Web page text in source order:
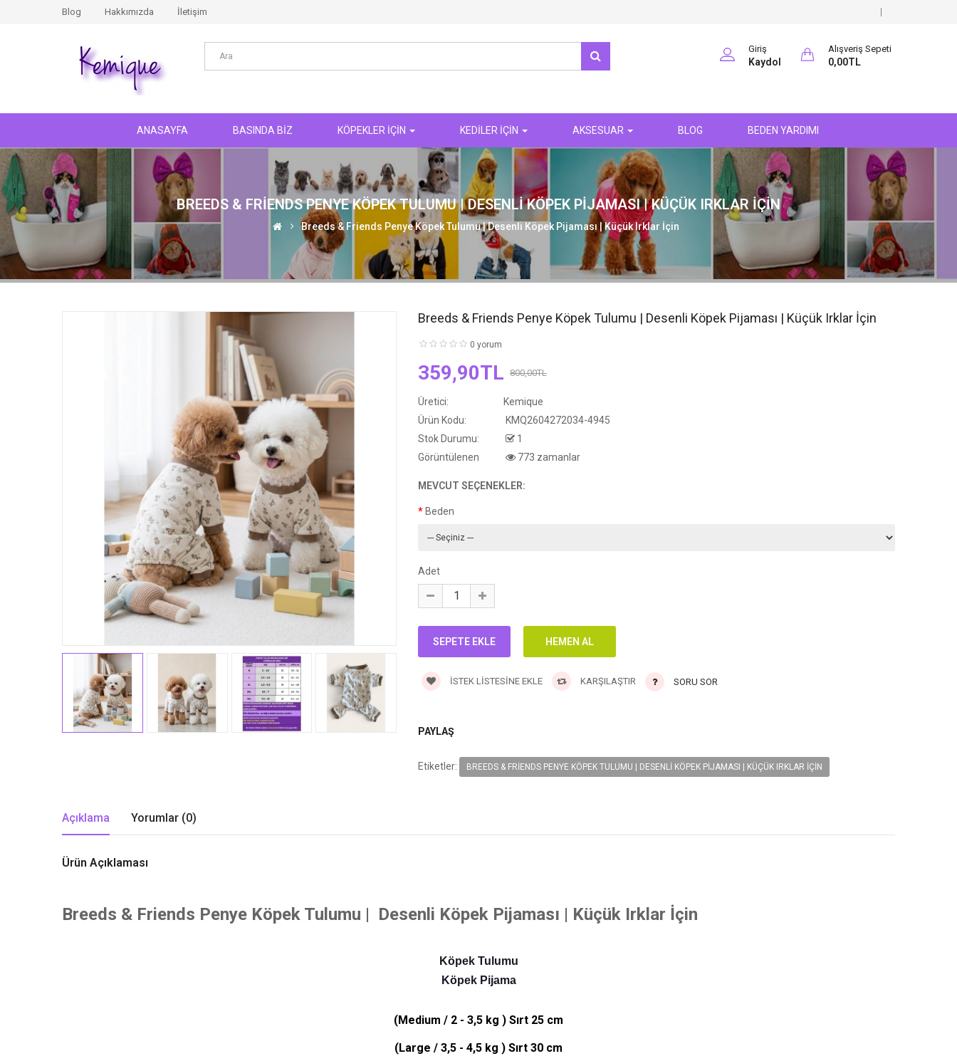
Blog Hakkımızda İletişim
Alışveriş Sepeti
0,00TL
Giriş
Kaydol
ANASAYFA BASINDA BİZ KÖPEKLER İÇİN KEDİLER İÇİN AKSESUAR BLOG BEDEN YARDIMI
BREEDS & FRIENDS PENYE KÖPEK TULUMU | DESENLI KÖPEK PIJAMASI | KÜÇÜK IRKLAR İÇIN
Breeds & Friends Penye Köpek Tulumu | Desenli Köpek Pijaması | Küçük Irklar İçin
Breeds & Friends Penye Köpek Tulumu | Desenli Köpek Pijaması | Küçük Irklar İçin
0 yorum
359,90TL 800,00TL
Üretici:
Kemique
Ürün Kodu:
KMQ2604272034-4945
Stok Durumu:
1
Görüntülenen
773 zamanlar
MEVCUT SEÇENEKLER:
Beden
Adet
İSTEK LISTESINE EKLE KARŞILAŞTIR SORU SOR
PAYLAŞ
Etiketler: BREEDS & FRIENDS PENYE KÖPEK TULUMU | DESENLI KÖPEK PIJAMASI | KÜÇÜK IRKLAR İÇIN
Açıklama Yorumlar (0)
Ürün Açıklaması
Breeds & Friends Penye Köpek Tulumu | Desenli Köpek Pijaması | Küçük Irklar İçin
Köpek Tulumu
Köpek Pijama
(Medium / 2 - 3,5 kg ) Sırt 25 cm
(Large / 3,5 - 4,5 kg ) Sırt 30 cm